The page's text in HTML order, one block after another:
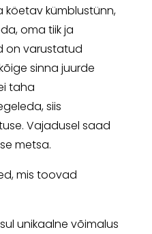
köetav kümblustünn,
oma tiik ja
on varustatud
sinna juurde
taha
siis
Vajadusel saad
metsa.
mis toovad
unikaalne võimalus